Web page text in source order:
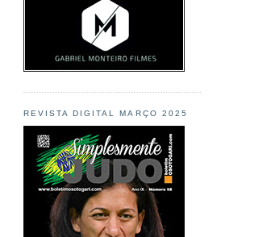
REVISTA DIGITAL MARÇO 2025